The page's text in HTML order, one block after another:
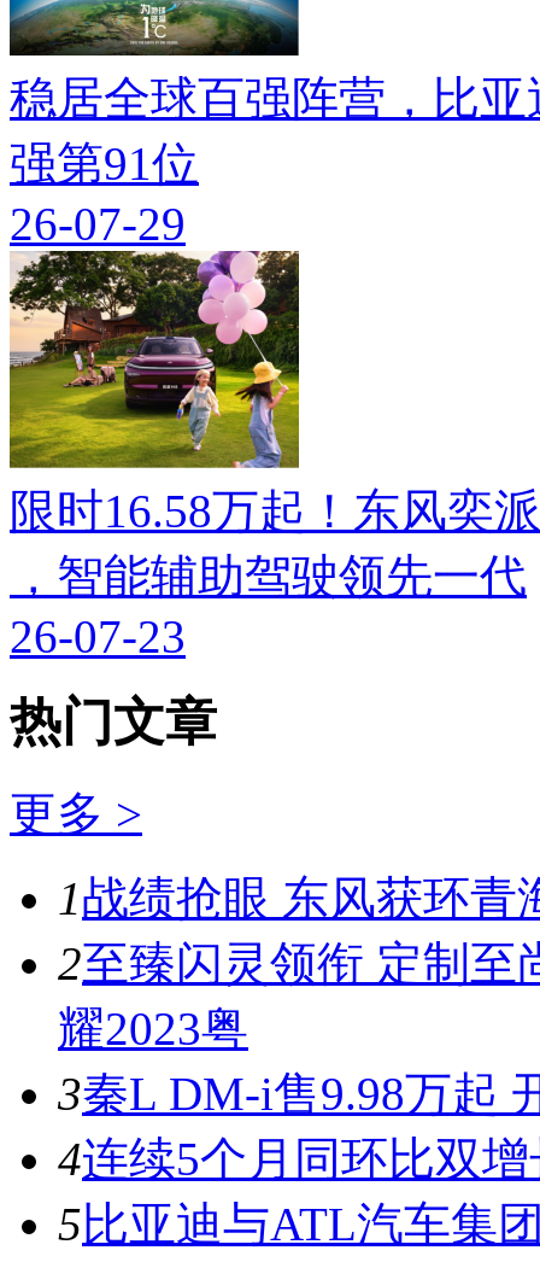
稳居全球百强阵营，比
强第91位
26-07-29
限时16.58万起！东风奕
，智能辅助驾驶领先一代
26-07-23
热门文章
更多 >
1战绩抢眼 东风获环青
2至臻闪灵领衔 定制至
耀2023粤
3秦L DM-i售9.98万起
4连续5个月同环比双
5比亚迪与ATL汽车集